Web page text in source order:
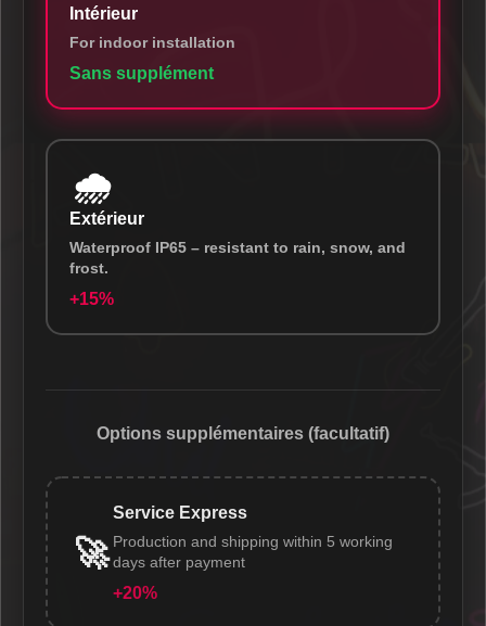
Intérieur
For indoor installation
Sans supplément
🌧️
Extérieur
Waterproof IP65 – resistant to rain, snow, and
frost.
+15%
Options supplémentaires (facultatif)
🚀
Service Express
Production and shipping within 5 working
days after payment
+20%